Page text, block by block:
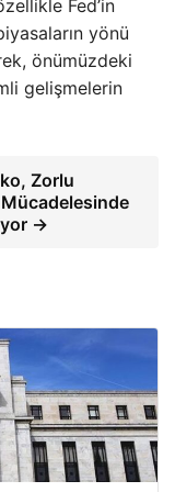
Fed’in
yönü
önümüzdeki
gelişmelerin
Zorlu
→